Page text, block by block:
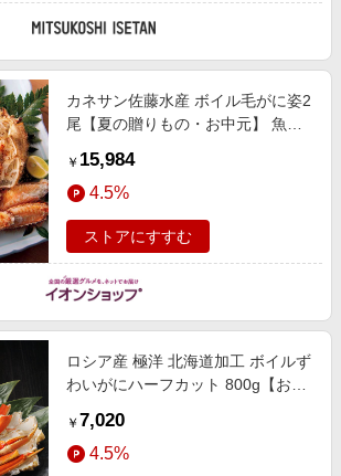
カネサン佐藤水産 ボイル毛がに姿2
尾【夏の贈りもの・お中元】 魚
￥ 15,984
4.5%
ストアにすすむ
ロシア産 極洋 北海道加工 ボイルず
わいがにハーフカット 800g【おい
【季節の贈り物＆ご褒美ギフト】
￥ 7,020
4.5%